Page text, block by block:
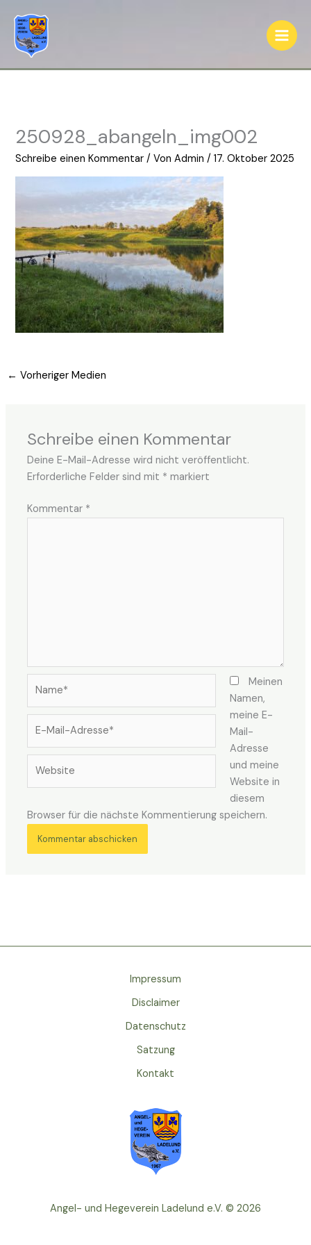
Inhalt
springen
250928_abangeln_img002
Schreibe einen Kommentar / VonAdmin/17. Oktober 2025
← Vorheriger Medien
Schreibe einen Kommentar
Deine E-Mail-Adresse wird nicht veröffentlicht.
Erforderliche Felder sind mit * markiert
Kommentar *
Adresse*
Meinen
Namen,
meine E-
Mail-
Adresse
und meine
Website in
diesem
Browser für die nächste Kommentierung speichern.
Impressum
Disclaimer
Datenschutz
Satzung
Kontakt
Angel- und Hegeverein Ladelund e.V. © 2026